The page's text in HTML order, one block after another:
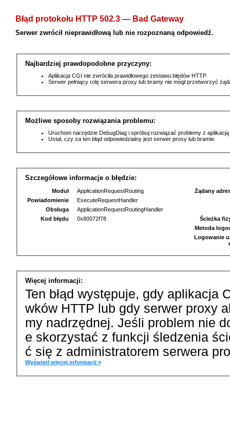
Błąd protokołu HTTP 502.3 — Bad Gateway
Serwer zwrócił nieprawidłową lub nie rozpoznaną odpowiedź.
Najbardziej prawdopodobne przyczyny:
Aplikacja CGI nie zwróciła prawidłowego zestawu błędów HTTP.
Serwer pełniący rolę serwera proxy lub bramy nie mógł przetworzyć
Możliwe sposoby rozwiązania problemu:
Uruchom narzędzie DebugDiag i spróbuj rozwiązać problemy z
Ustal, czy za ten błąd odpowiedzialny jest serwer proxy lub bramie.
Szczegółowe informacje o błędzie:
Moduł
ApplicationRequestRouting
Powiadomienie
ExecuteRequestHandler
Obsługa
ApplicationRequestRoutingHandler
Kod błędu
0x80072f78
Żądany
Ścieżka
Metoda
Logowanie
Więcej informacji:
Ten błąd występuje, gdy aplikacja
wków HTTP lub gdy serwer proxy
my nadrzędnej. Jeśli problem nie
e skorzystać z funkcji śledzenia
ć się z administratorem serwera
Wyświetl więcej informacji »